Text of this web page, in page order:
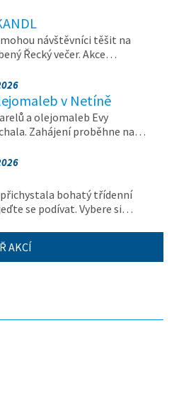
návštěvníci těšit na
Řecký večer. Akce…
v Netíně
a olejomaleb Evy
Zahájení proběhne na…
bohatý třídenní
se podívat. Vybere si…
AKCÍ